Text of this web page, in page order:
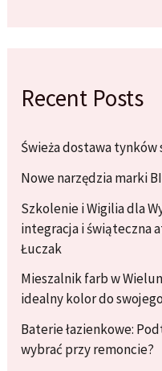
Recent Posts
Świeża dostawa tynków
Nowe narzędzia marki
Szkolenie i Wigilia dla
integracja i świąteczna
Łuczak
Mieszalnik farb w
idealny kolor do
Baterie łazienkowe:
wybrać przy remoncie?